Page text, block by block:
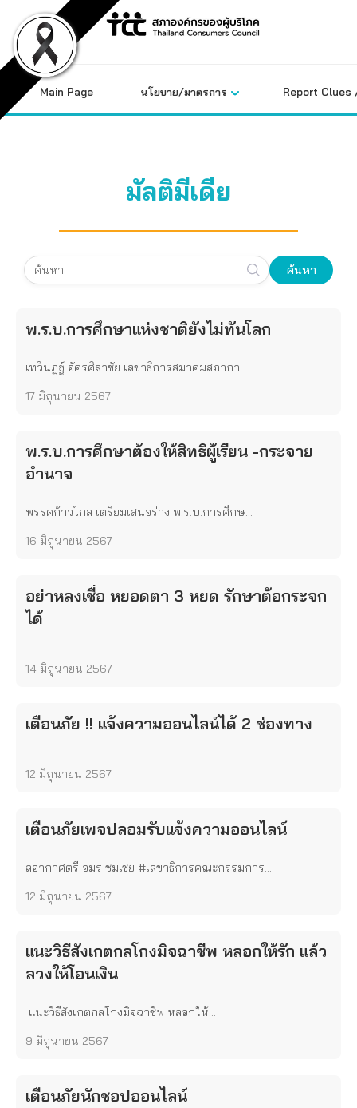
content
Main Page นโยบาย/มาตรการ Report Clues
มัลติมีเดีย
ค้นหา
พ.ร.บ.การศึกษาแห่งชาติยังไม่ทันโลก
เทวินฏฐ์ อัครศิลาชัย เลขาธิการสมาคมสภากา...
17 มิถุนายน 2567
พ.ร.บ.การศึกษาต้องให้สิทธิผู้เรียน -กระจาย
อำนาจ
พรรคก้าวไกล เตรียมเสนอร่าง พ.ร.บ.การศึกษ...
16 มิถุนายน 2567
อย่าหลงเชื่อ หยอดตา 3 หยด รักษาต้อกระจก
ได้
14 มิถุนายน 2567
เตือนภัย !! แจ้งความออนไลน์ได้ 2 ช่องทาง
12 มิถุนายน 2567
เตือนภัยเพจปลอมรับแจ้งความออนไลน์
ลอากาศตรี อมร ชมเชย #เลขาธิการคณะกรรมการ...
12 มิถุนายน 2567
แนะวิธีสังเกตกลโกงมิจฉาชีพ หลอกให้รัก แล้ว
ลวงให้โอนเงิน
แนะวิธีสังเกตกลโกงมิจฉาชีพ หลอกให้...
9 มิถุนายน 2567
เตือนภัยนักชอปออนไลน์